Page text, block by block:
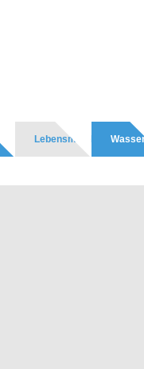
Lebensmittel